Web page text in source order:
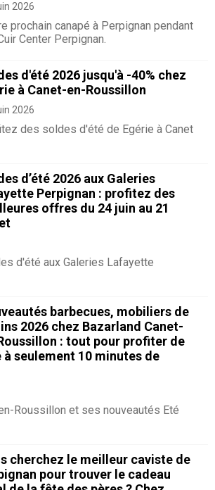
2026
prochain canapé à Perpignan pendant
Center Perpignan.
d'été 2026 jusqu'à -40% chez
à Canet-en-Roussillon
2026
des soldes d'été de Egérie à Canet
d’été 2026 aux Galeries
Perpignan : profitez des
offres du 24 juin au 21
d'été aux Galeries Lafayette
barbecues, mobiliers de
2026 chez Bazarland Canet-
: tout pour profiter de
à seulement 10 minutes de
Roussillon et ses nouveautés Eté
cherchez le meilleur caviste de
pour trouver le cadeau